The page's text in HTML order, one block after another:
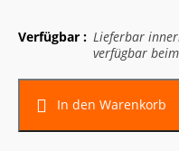
Verfügbar : Lieferbar
verfügbar
In den Warenkorb